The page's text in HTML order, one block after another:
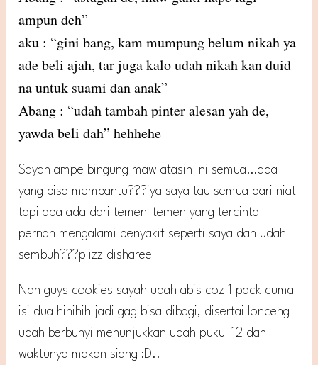
ampun deh”
aku : “gini bang, kam mumpung belum nikah ya
ade beli ajah, tar juga kalo udah nikah kan duid
na untuk suami dan anak”
Abang : “udah tambah pinter alesan yah de,
yawda beli dah” hehhehe
Sayah ampe bingung maw atasin ini semua…ada
yang bisa membantu???iya saya tau semua dari niat
tapi apa ada dari temen-temen yang tercinta
pernah mengalami penyakit seperti saya dan udah
sembuh???plizz disharee
Nah guys cookies sayah udah abis coz 1 pack cuma
isi dua hihihih jadi gag bisa dibagi, disertai lonceng
udah berbunyi menunjukkan udah pukul 12 dan
waktunya makan siang :D..